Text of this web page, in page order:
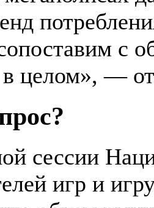
с
целом», —
сессии
игр и